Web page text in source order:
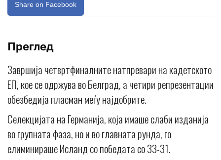
Share on Facebook
Преглед
Завршија четвртфиналните натпревари на кадетското
ЕП, кое се одржува во Белград, а четири репрезентации
обезбедија пласман меѓу најдобрите.
Селекцијата на Германија, која имаше слаби изданија
во групната фаза, но и во главната рунда, го
елиминираше Исланд со победата со 33-31.